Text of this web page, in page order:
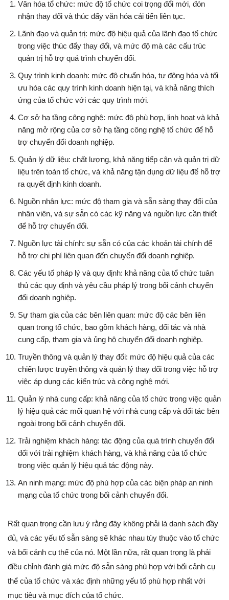
Văn hóa tổ chức: mức độ tổ chức coi trọng đổi mới, đón
nhận thay đổi và thúc đẩy văn hóa cải tiến liên tục.
Lãnh đạo và quản trị: mức độ hiệu quả của lãnh đạo tổ chức
trong việc thúc đẩy thay đổi, và mức độ mà các cấu trúc
quản trị hỗ trợ quá trình chuyển đổi.
Quy trình kinh doanh: mức độ chuẩn hóa, tự động hóa và tối
ưu hóa các quy trình kinh doanh hiện tại, và khả năng thích
ứng của tổ chức với các quy trình mới.
Cơ sở hạ tầng công nghệ: mức độ phù hợp, linh hoạt và khả
năng mở rộng của cơ sở hạ tầng công nghệ tổ chức để hỗ
trợ chuyển đổi doanh nghiệp.
Quản lý dữ liệu: chất lượng, khả năng tiếp cận và quản trị dữ
liệu trên toàn tổ chức, và khả năng tận dụng dữ liệu để hỗ trợ
ra quyết định kinh doanh.
Nguồn nhân lực: mức độ tham gia và sẵn sàng thay đổi của
nhân viên, và sự sẵn có các kỹ năng và nguồn lực cần thiết
để hỗ trợ chuyển đổi.
Nguồn lực tài chính: sự sẵn có của các khoản tài chính để
hỗ trợ chi phí liên quan đến chuyển đổi doanh nghiệp.
Các yếu tố pháp lý và quy định: khả năng của tổ chức tuân
thủ các quy định và yêu cầu pháp lý trong bối cảnh chuyển
đổi doanh nghiệp.
Sự tham gia của các bên liên quan: mức độ các bên liên
quan trong tổ chức, bao gồm khách hàng, đối tác và nhà
cung cấp, tham gia và ủng hộ chuyển đổi doanh nghiệp.
Truyền thông và quản lý thay đổi: mức độ hiệu quả của các
chiến lược truyền thông và quản lý thay đổi trong việc hỗ trợ
việc áp dụng các kiến trúc và công nghệ mới.
Quản lý nhà cung cấp: khả năng của tổ chức trong việc quản
lý hiệu quả các mối quan hệ với nhà cung cấp và đối tác bên
ngoài trong bối cảnh chuyển đổi.
Trải nghiệm khách hàng: tác động của quá trình chuyển đổi
đối với trải nghiệm khách hàng, và khả năng của tổ chức
trong việc quản lý hiệu quả tác động này.
An ninh mạng: mức độ phù hợp của các biện pháp an ninh
mạng của tổ chức trong bối cảnh chuyển đổi.
Rất quan trọng cần lưu ý rằng đây không phải là danh sách đầy
đủ, và các yếu tố sẵn sàng sẽ khác nhau tùy thuộc vào tổ chức
và bối cảnh cụ thể của nó. Một lần nữa, rất quan trọng là phải
điều chỉnh đánh giá mức độ sẵn sàng phù hợp với bối cảnh cụ
thể của tổ chức và xác định những yếu tố phù hợp nhất với
mục tiêu và mục đích của tổ chức.